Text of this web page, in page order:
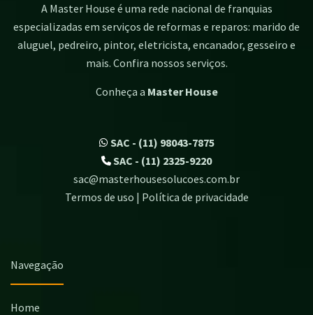
A Master House é uma rede nacional de franquias
especializadas em serviços de reformas e reparos: marido de
aluguel, pedreiro, pintor, eletricista, encanador, gesseiro e
mais. Confira nossos serviços.
Conheça a Master House
SAC - (11) 98043-7875
SAC - (11) 2325-9220
sac@masterhousesolucoes.com.br
Termos de uso | Política de privacidade
Navegação
Home